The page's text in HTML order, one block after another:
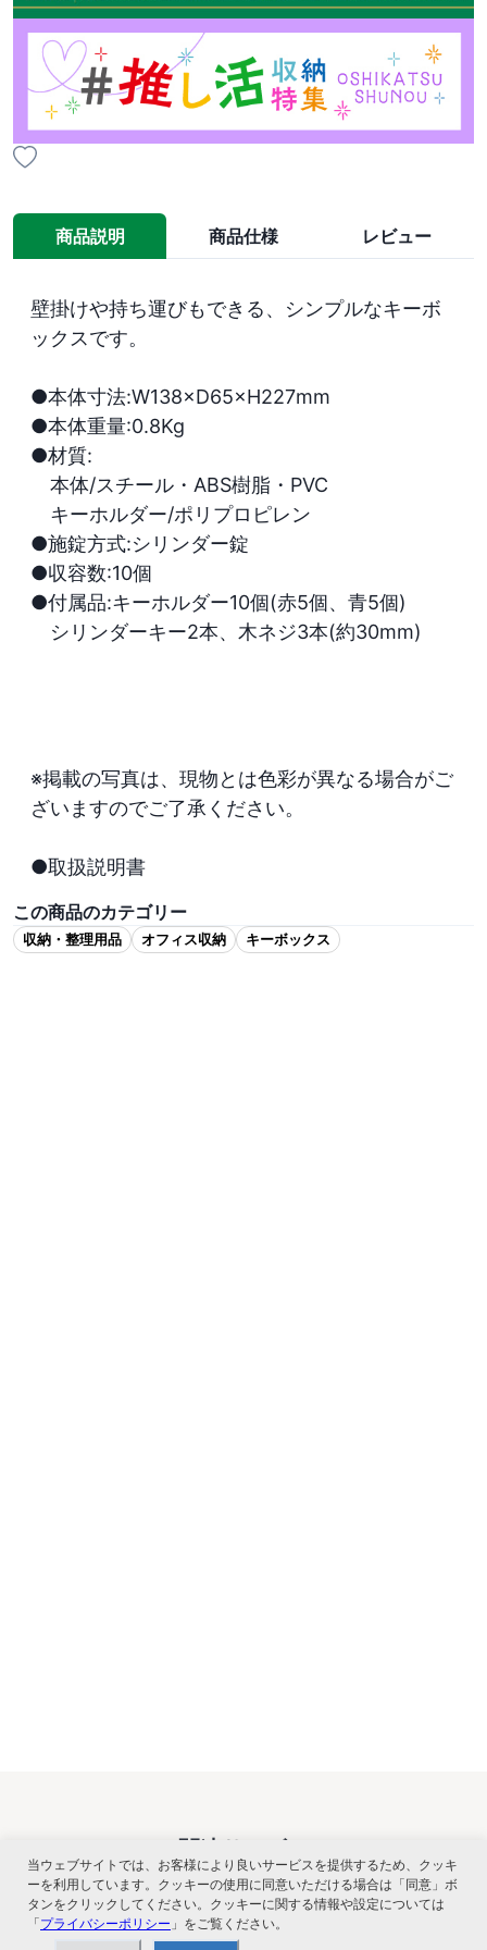
商品説明 商品仕様 レビュー
壁掛けや持ち運びもできる、シンプルなキーボ
ックスです。
●本体寸法:W138×D65×H227mm
●本体重量:0.8Kg
●材質:
本体/スチール・ABS樹脂・PVC
キーホルダー/ポリプロピレン
●施錠方式:シリンダー錠
●収容数:10個
●付属品:キーホルダー10個(赤5個、青5個)
シリンダーキー2本、木ネジ3本(約30mm)
※掲載の写真は、現物とは色彩が異なる場合がご
ざいますのでご了承ください。
●取扱説明書
この商品のカテゴリー
収納・整理用品 オフィス収納 キーボックス
関連サービス
当ウェブサイトでは、お客様により良いサービスを提供するため、クッキ
ーを利用しています。クッキーの使用に同意いただける場合は「同意」ボ
タンをクリックしてください。クッキーに関する情報や設定については
「プライバシーポリシー 」をご覧ください。